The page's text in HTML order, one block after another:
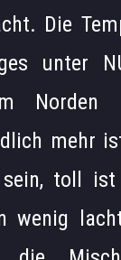
Die
unter
Norden
mehr
toll ist
wenig